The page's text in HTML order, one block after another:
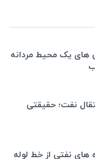
های یک محیط مردانه
نفت؛ حقیقتی
های نفتی از خط لوله